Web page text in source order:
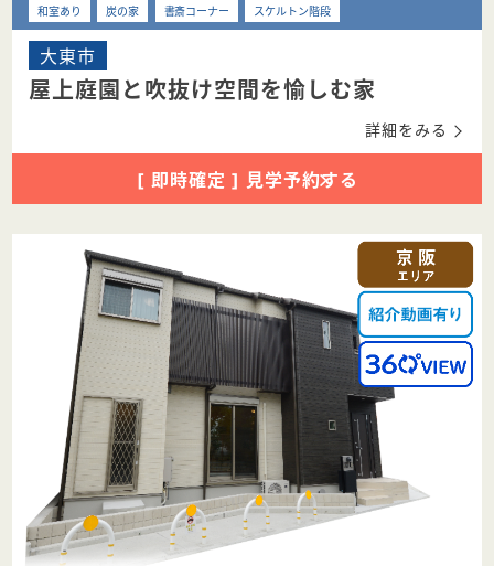
和室あり
炭の家 書斎コーナー スケルトン階段
大東市
屋上庭園と吹抜け空間を愉しむ家
詳細をみる
[ 即時確定 ] 見学予約する